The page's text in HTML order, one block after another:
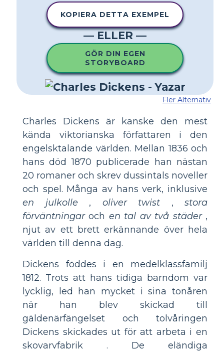
KOPIERA DETTA EXEMPEL
— ELLER —
GÖR DIN EGEN
STORYBOARD
Fler Alternativ
Charles Dickens är kanske den mest
kända viktorianska författaren i den
engelsktalande världen. Mellan 1836 och
hans död 1870 publicerade han nästan
20 romaner och skrev dussintals noveller
och spel. Många av hans verk, inklusive
en julkolle , oliver twist , stora
förväntningaroch en tal av två städer,
njut av ett brett erkännande över hela
världen till denna dag.
Dickens föddes i en medelklassfamilj
1812. Trots att hans tidiga barndom var
lycklig, led han mycket i sina tonåren
när han blev skickad till
gäldenärfängelset och tolvåringen
Dickens skickades ut för att arbeta i en
skovarvfabrik . De eländiga